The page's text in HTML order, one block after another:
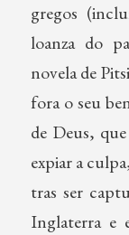
gregos
loanza do
novela de
fora o seu
de Deus,
expiar a
tras ser
Inglaterra e